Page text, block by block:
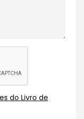
do Livro de